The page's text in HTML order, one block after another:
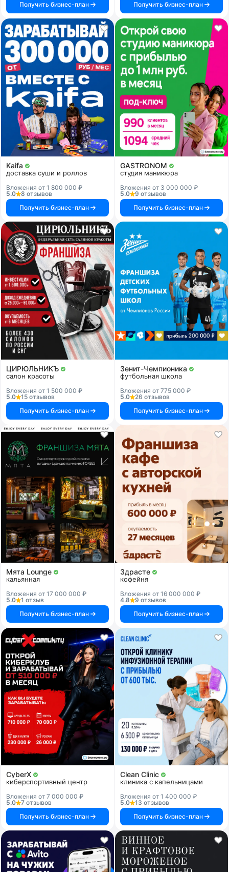
Получить бизнес-план
Получить бизнес-план
Kaifa
доставка суши и роллов
Вложения от 1 800 000 ₽
5.0
8 отзывов
Получить бизнес-план
GASTRONOM
студия маникюра
Вложения от 3 000 000 ₽
5.0
9 отзывов
Получить бизнес-план
ЦИРЮЛЬНИКЪ
салон красоты
Вложения от 1 500 000 ₽
5.0
15 отзывов
Получить бизнес-план
Зенит-Чемпионика
футбольная школа
Вложения от 775 000 ₽
5.0
26 отзывов
Получить бизнес-план
Мята Lounge
кальянная
Вложения от 17 000 000 ₽
5.0
1 отзыв
Получить бизнес-план
Здрасте
кофейня
Вложения от 16 000 000 ₽
4.8
9 отзывов
Получить бизнес-план
CyberX
киберспортивный центр
Вложения от 7 000 000 ₽
5.0
7 отзывов
Получить бизнес-план
Clean Clinic
клиника с капельницами
Вложения от 1 400 000 ₽
5.0
13 отзывов
Получить бизнес-план